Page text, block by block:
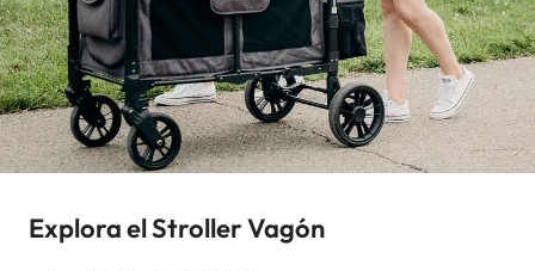
Explora el Stroller Vagón